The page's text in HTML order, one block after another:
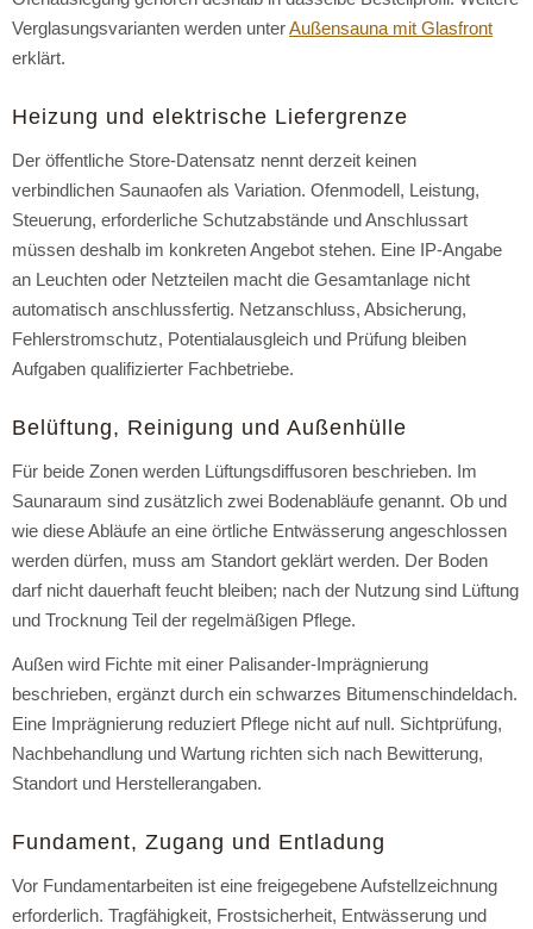
Verglasungsvarianten werden unterAußensauna mit Glasfront
erklärt.
Heizung und elektrische Liefergrenze
Der öffentliche Store-Datensatz nennt derzeit keinen
verbindlichen Saunaofen als Variation. Ofenmodell, Leistung,
Steuerung, erforderliche Schutzabstände und Anschlussart
müssen deshalb im konkreten Angebot stehen. Eine IP-Angabe
an Leuchten oder Netzteilen macht die Gesamtanlage nicht
automatisch anschlussfertig. Netzanschluss, Absicherung,
Fehlerstromschutz, Potentialausgleich und Prüfung bleiben
Aufgaben qualifizierter Fachbetriebe.
Belüftung, Reinigung und Außenhülle
Für beide Zonen werden Lüftungsdiffusoren beschrieben. Im
Saunaraum sind zusätzlich zwei Bodenabläufe genannt. Ob und
wie diese Abläufe an eine örtliche Entwässerung angeschlossen
werden dürfen, muss am Standort geklärt werden. Der Boden
darf nicht dauerhaft feucht bleiben; nach der Nutzung sind Lüftung
und Trocknung Teil der regelmäßigen Pflege.
Außen wird Fichte mit einer Palisander-Imprägnierung
beschrieben, ergänzt durch ein schwarzes Bitumenschindeldach.
Eine Imprägnierung reduziert Pflege nicht auf null. Sichtprüfung,
Nachbehandlung und Wartung richten sich nach Bewitterung,
Standort und Herstellerangaben.
Fundament, Zugang und Entladung
Vor Fundamentarbeiten ist eine freigegebene Aufstellzeichnung
erforderlich. Tragfähigkeit, Frostsicherheit, Entwässerung und